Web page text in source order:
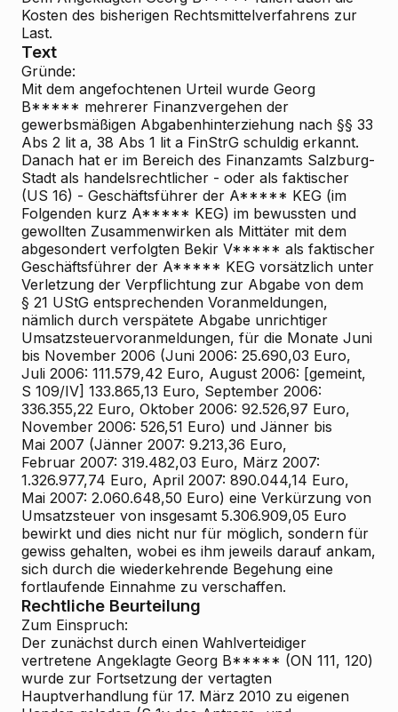
Kosten des bisherigen Rechtsmittelverfahrens zur
Last.
Text
Gründe:
Mit dem angefochtenen Urteil wurde Georg
B***** mehrerer Finanzvergehen der
gewerbsmäßigen Abgabenhinterziehung nach §§ 33
Abs 2 lit a, 38 Abs 1 lit a FinStrG schuldig erkannt.
Danach hat er im Bereich des Finanzamts Salzburg-
Stadt als handelsrechtlicher - oder als faktischer
(US 16) - Geschäftsführer der A***** KEG (im
Folgenden kurz A***** KEG) im bewussten und
gewollten Zusammenwirken als Mittäter mit dem
abgesondert verfolgten Bekir V***** als faktischer
Geschäftsführer der A***** KEG vorsätzlich unter
Verletzung der Verpflichtung zur Abgabe von dem
§ 21 UStG entsprechenden Voranmeldungen,
nämlich durch verspätete Abgabe unrichtiger
Umsatzsteuervoranmeldungen, für die Monate Juni
bis November 2006 (Juni 2006: 25.690,03 Euro,
Juli 2006: 111.579,42 Euro, August 2006: [gemeint,
S 109/IV] 133.865,13 Euro, September 2006:
336.355,22 Euro, Oktober 2006: 92.526,97 Euro,
November 2006: 526,51 Euro) und Jänner bis
Mai 2007 (Jänner 2007: 9.213,36 Euro,
Februar 2007: 319.482,03 Euro, März 2007:
1.326.977,74 Euro, April 2007: 890.044,14 Euro,
Mai 2007: 2.060.648,50 Euro) eine Verkürzung von
Umsatzsteuer von insgesamt 5.306.909,05 Euro
bewirkt und dies nicht nur für möglich, sondern für
gewiss gehalten, wobei es ihm jeweils darauf ankam,
sich durch die wiederkehrende Begehung eine
fortlaufende Einnahme zu verschaffen.
Rechtliche Beurteilung
Zum Einspruch:
Der zunächst durch einen Wahlverteidiger
vertretene Angeklagte Georg B***** (ON 111, 120)
wurde zur Fortsetzung der vertagten
Hauptverhandlung für 17. März 2010 zu eigenen